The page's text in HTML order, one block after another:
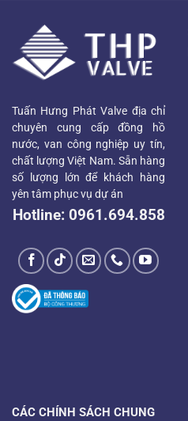
Tuấn Hưng Phát Valve địa chỉ
chuyên cung cấp đồng hồ
nước, van công nghiệp uy tín,
chất lượng Việt Nam. Sẵn hàng
số lượng lớn để khách hàng
yên tâm phục vụ dự án
Hotline: 0961.694.858
CÁC CHÍNH SÁCH CHUNG